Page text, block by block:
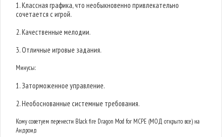
1. Классная графика, что необыкновенно привлекательно
сочетается с игрой.
2. Качественные мелодии.
3. Отличные игровые задания.
Минусы:
1. Заторможенное управление.
2. Необоснованные системные требования.
Кому советуем перенести Black fire Dragon Mod for MCPE (МОД открыто все) на
Андроид